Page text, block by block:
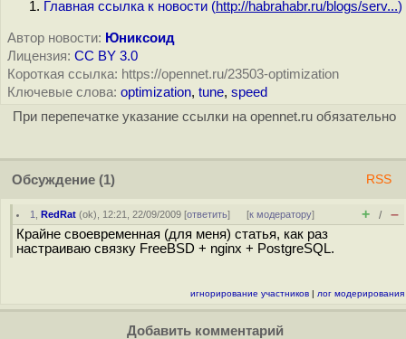
Главная ссылка к новости (http://habrahabr.ru/blogs/serv...)
Автор новости: Юниксоид
Лицензия: CC BY 3.0
Короткая ссылка: https://opennet.ru/23503-optimization
Ключевые слова: optimization, tune, speed
При перепечатке указание ссылки на opennet.ru обязательно
Обсуждение (1) RSS
1 ,RedRat (ok), 12:21, 22/09/2009 [ответить] [к модератору] + / –
Крайне своевременная (для меня) статья, как раз
настраиваю связку FreeBSD + nginx + PostgreSQL.
игнорирование участников | лог модерирования
Добавить комментарий